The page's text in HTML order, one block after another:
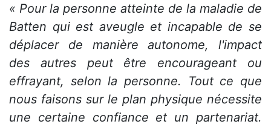
« Pour la personne atteinte de la maladie de
Batten qui est aveugle et incapable de se
déplacer de manière autonome, l'impact
des autres peut être encourageant ou
effrayant, selon la personne. Tout ce que
nous faisons sur le plan physique nécessite
une certaine confiance et un partenariat.